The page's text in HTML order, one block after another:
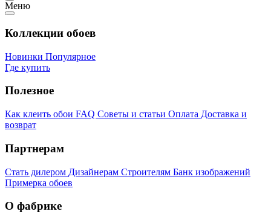
Меню
Коллекции обоев
Новинки Популярное
Где купить
Полезное
Как клеить обои FAQ Советы и статьи Оплата Доставка и
возврат
Партнерам
Стать дилером Дизайнерам Строителям Банк изображений
Примерка обоев
О фабрике